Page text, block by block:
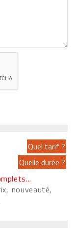
nouveauté,